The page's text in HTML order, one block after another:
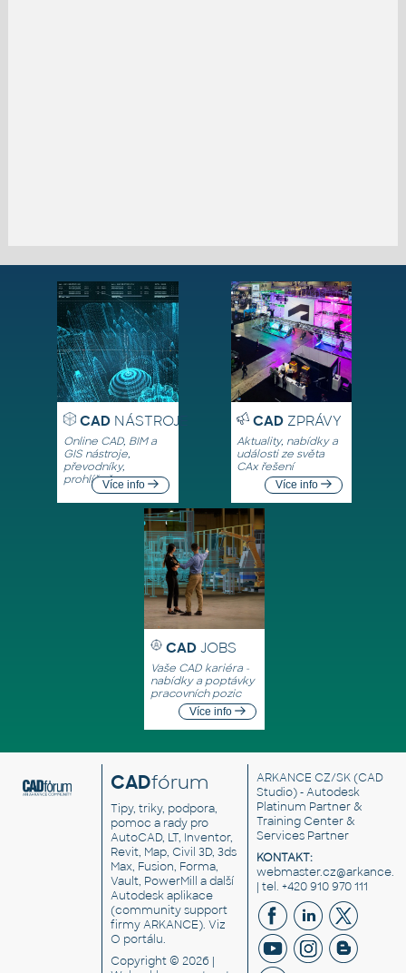
CADNÁSTROJE
Online CAD, BIM a
GIS nástroje,
převodníky,
prohlížečeVíce info
CADZPRÁVY
Aktuality, nabídky a
události ze světa
CAx řešení
Více info
CAD JOBS
Vaše CAD kariéra -
nabídky a poptávky
pracovních pozic
Více info
CADfórum
Tipy, triky, podpora,
pomoc a rady pro
AutoCAD, LT, Inventor,
Revit, Map, Civil 3D, 3ds
Max, Fusion, Forma,
Vault, PowerMill a další
Autodesk aplikace
(community support
firmy ARKANCE). Viz
O portálu.
Copyright © 2026 |
ARKANCE CZ/SK(CAD
Studio) - Autodesk
Platinum Partner &
Training Center &
Services Partner
KONTAKT:
| tel. +420 910 970 111